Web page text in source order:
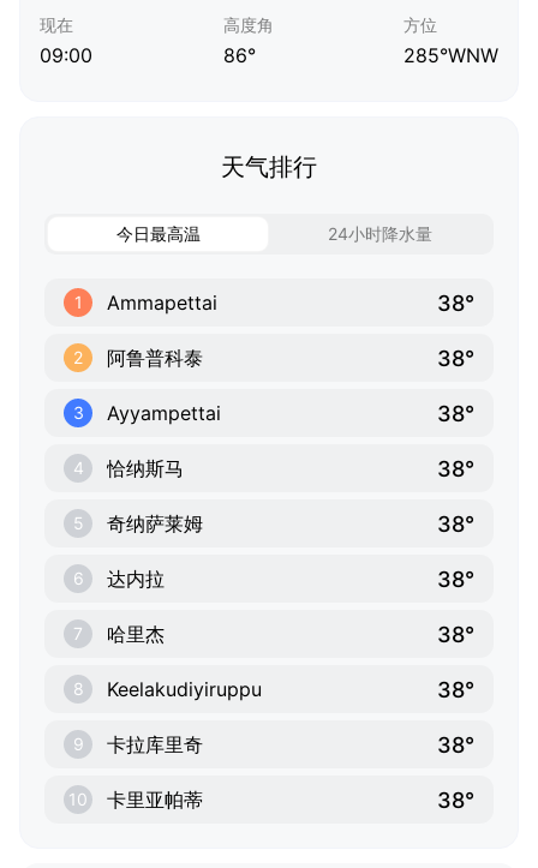
现在
09:00
高度角
86°
方位
285°WNW
天气排行
今日最高温 24小时降水量
1 Ammapettai 38°
2 阿鲁普科泰 38°
3 Ayyampettai 38°
4 恰纳斯马 38°
5 奇纳萨莱姆 38°
6 达内拉 38°
7 哈里杰 38°
8 Keelakudiyiruppu 38°
9 卡拉库里奇 38°
10 卡里亚帕蒂 38°